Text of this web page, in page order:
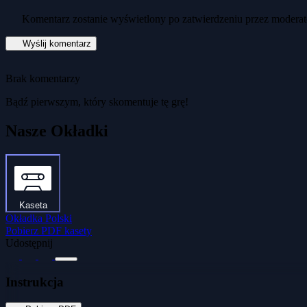
Komentarz zostanie wyświetlony po zatwierdzeniu przez
Wyślij komentarz
Brak komentarzy
Bądź pierwszym, który skomentuje tę grę!
Nasze Okładki
Kaseta
Okładka Polski
Pobierz PDF kasety
Udostępnij
Instrukcja